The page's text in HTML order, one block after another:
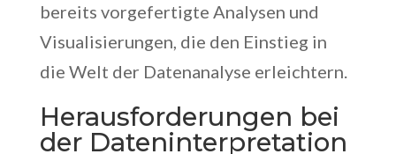
bereits vorgefertigte Analysen und
Visualisierungen, die den Einstieg in
die Welt der Datenanalyse erleichtern.
Herausforderungen bei
der Dateninterpretation